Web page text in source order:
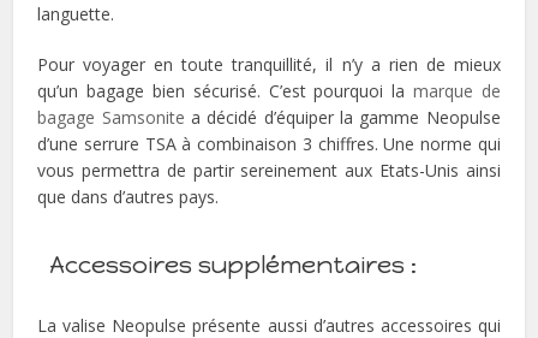
languette.
Pour voyager en toute tranquillité, il n’y a rien de mieux
qu’un bagage bien sécurisé. C’est pourquoi la marque de
bagage Samsonite a décidé d’équiper la gamme Neopulse
d’une serrure TSA à combinaison 3 chiffres. Une norme qui
vous permettra de partir sereinement aux Etats-Unis ainsi
que dans d’autres pays.
Accessoires supplémentaires :
La valise Neopulse présente aussi d’autres accessoires qui